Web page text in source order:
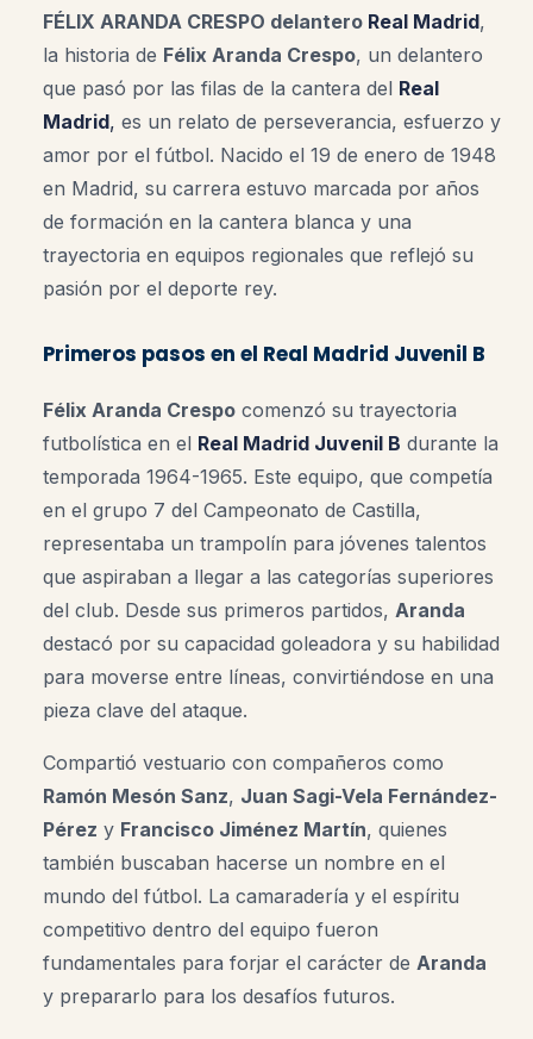
FÉLIX ARANDA CRESPO delantero Real Madrid,
la historia de Félix Aranda Crespo, un delantero
que pasó por las filas de la cantera del Real
Madrid, es un relato de perseverancia, esfuerzo y
amor por el fútbol. Nacido el 19 de enero de 1948
en Madrid, su carrera estuvo marcada por años
de formación en la cantera blanca y una
trayectoria en equipos regionales que reflejó su
pasión por el deporte rey.
Primeros pasos en el Real Madrid Juvenil B
Félix Aranda Crespo comenzó su trayectoria
futbolística en el Real Madrid Juvenil B durante la
temporada 1964-1965. Este equipo, que competía
en el grupo 7 del Campeonato de Castilla,
representaba un trampolín para jóvenes talentos
que aspiraban a llegar a las categorías superiores
del club. Desde sus primeros partidos, Aranda
destacó por su capacidad goleadora y su habilidad
para moverse entre líneas, convirtiéndose en una
pieza clave del ataque.
Compartió vestuario con compañeros como
Ramón Mesón Sanz, Juan Sagi-Vela Fernández-
Pérez y Francisco Jiménez Martín, quienes
también buscaban hacerse un nombre en el
mundo del fútbol. La camaradería y el espíritu
competitivo dentro del equipo fueron
fundamentales para forjar el carácter de Aranda
y prepararlo para los desafíos futuros.